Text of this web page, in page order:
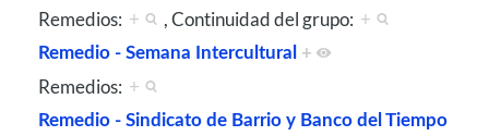
Remedios: + , Continuidad del grupo: +
Remedio - Semana Intercultural +
Remedios: +
Remedio - Sindicato de Barrio y Banco del Tiempo